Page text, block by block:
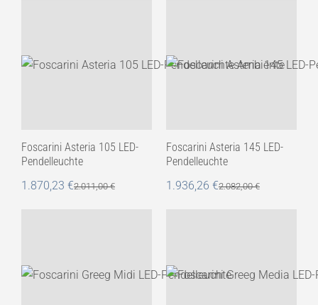
Foscarini Asteria 105 LED-
Pendelleuchte
1.870,23 €2.011,00€
Foscarini Asteria 145 LED-
Pendelleuchte
1.936,26 €2.082,00€